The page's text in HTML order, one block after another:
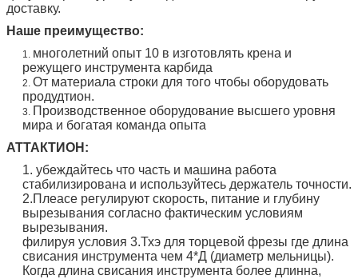
доставку.
Наше преимущество:
1. многолетний опыт 10 в изготовлять крена и
режущего инструмента карбида
2. От материала строки для того чтобы оборудовать
продудтион.
3.
Производственное оборудование высшего уровня
мира и богатая команда опыта
АТТАКТИОН:
1. убеждайтесь что часть и машина работа
стабилизирована и используйтесь держатель точности.
2.Плеасе регулируют скорость, питание и глубину
вырезывания согласно фактическим условиям
вырезывания.
филируя условия 3.Тхэ для торцевой фрезы где длина
свисания инструмента чем 4*Д (диаметр мельницы).
Когда длина свисания инструмента более длинна,